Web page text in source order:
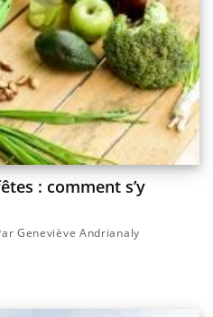
: comment s’y
Geneviève Andrianaly